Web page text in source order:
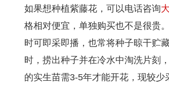
如果想种植紫藤花，可以电话咨询
格相对便宜，单独购买也不是很贵
时可即采即播，也常将种子晾干贮
时，捞出种子并在冷水中淘洗片刻
的实生苗需3-5年才能开花，现较少